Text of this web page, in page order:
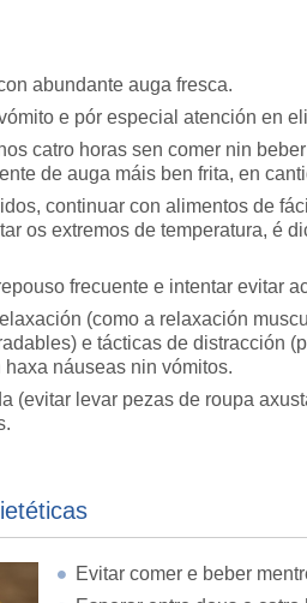
abundante auga fresca.
e pór especial atención en
catro horas sen comer nin
de auga máis ben frita, en
continuar con alimentos de
os extremos de temperatura, é
frecuente e intentar evitar
(como a relaxación
e tácticas de distracción
náuseas nin vómitos.
(evitar levar pezas de roupa
Evitar comer e beber